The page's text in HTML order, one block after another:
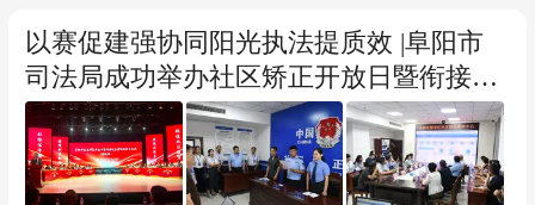
以赛促建强协同阳光执法提质效 |阜阳市
司法局成功举办社区矫正开放日暨衔接配
合管理技能大比武活动